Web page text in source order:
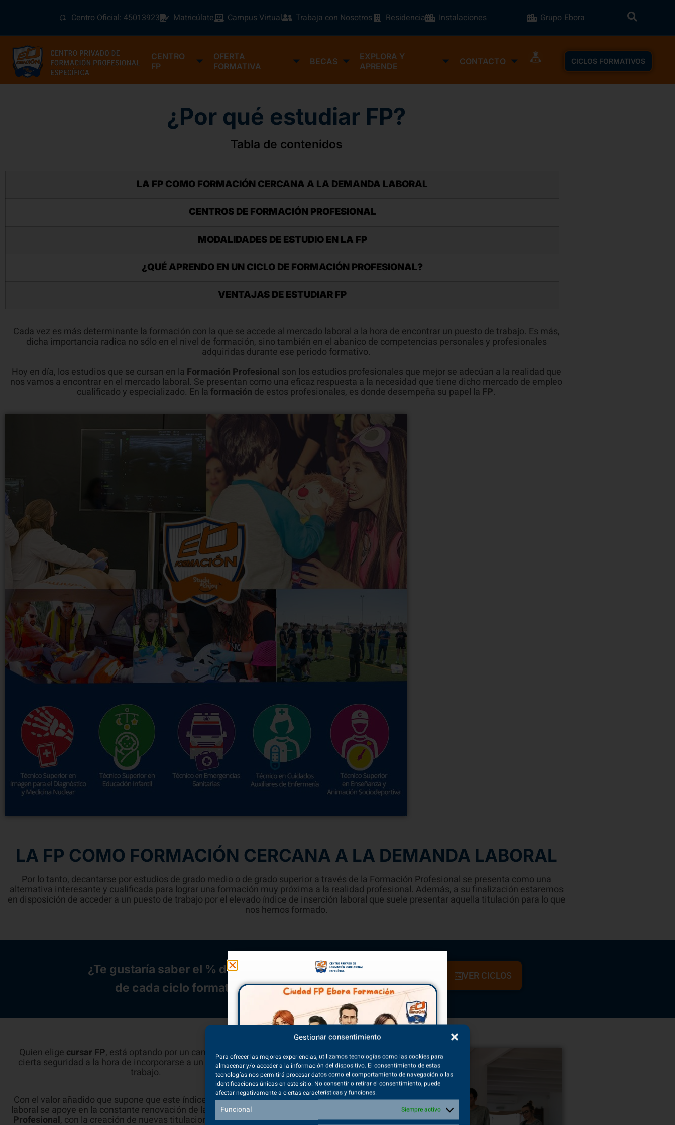
Gestionar consentimiento
Para ofrecer las mejores experiencias, utilizamos tecnologías como las cookies para
almacenar y/o acceder a la información del dispositivo. El consentimiento de estas
tecnologías nos permitirá procesar datos como el comportamiento de navegación o las
identificaciones únicas en este sitio. No consentir o retirar el consentimiento, puede
afectar negativamente a ciertas características y funciones.
Funcional Siempre activo
Centro Oficial: 45013923 Matricúlate Campus Virtual Trabaja con Nosotros Residencia Instalaciones Grupo Ebora
CENTRO
FP
OFERTA
FORMATIVA
BECAS
EXPLORA Y
APRENDE
CONTACTO CICLOS FORMATIVOS
¿Por qué estudiar FP?
Tabla de contenidos
LA FP COMO FORMACIÓN CERCANA A LA DEMANDA LABORAL
CENTROS DE FORMACIÓN PROFESIONAL
MODALIDADES DE ESTUDIO EN LA FP
¿QUÉ APRENDO EN UN CICLO DE FORMACIÓN PROFESIONAL?
VENTAJAS DE ESTUDIAR FP
Cada vez es más determinante la formación con la que se accede al mercado laboral a la hora de encontrar un puesto de trabajo. Es más,
dicha importancia radica no sólo en el nivel de formación, sino también en el abanico de competencias personales y profesionales
adquiridas durante ese periodo formativo.
Hoy en día, los estudios que se cursan en la Formación Profesional son los estudios profesionales que mejor se adecúan a la realidad que
nos vamos a encontrar en el mercado laboral. Se presentan como una eficaz respuesta a la necesidad que tiene dicho mercado de empleo
cualificado y especializado. En laformación de estos profesionales, es donde desempeña su papel la FP.
LA FP COMO FORMACIÓN CERCANA A LA DEMANDA LABORAL
Por lo tanto, decantarse por estudios de grado medio o de grado superior a través de la Formación Profesional se presenta como una
alternativa interesante y cualificada para lograr una formación muy próxima a la realidad profesional. Además, a su finalización estaremos
en disposición de acceder a un puesto de trabajo por el elevado índice de inserción laboral que suele presentar aquella titulación para lo que
nos hemos formado.
¿Te gustaría saber el % de empleabilidad
de cada ciclo formativo oficial?
VER CICLOS
Quien elige cursar FP, está optando por un camino rápido y con
cierta seguridad a la hora de incorporarse a un primer puesto de
trabajo.
Con el valor añadido que supone que este índice de empleabilidad
laboral se apoye en la constante renovación de la propiaFormación
Profesional, con la creación de nuevas titulaciones que responden